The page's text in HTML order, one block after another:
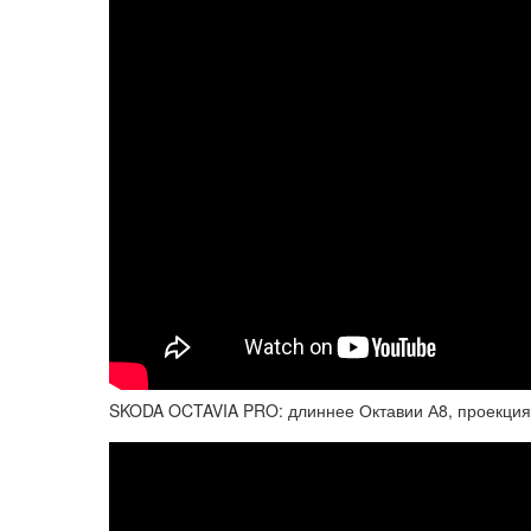
SKODA OCTAVIA PRO: длиннее Октавии А8,